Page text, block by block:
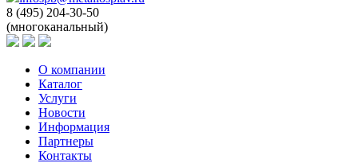
8 (495) 204-30-50
(многоканальный)
О компании
Каталог
Услуги
Новости
Информация
Партнеры
Контакты